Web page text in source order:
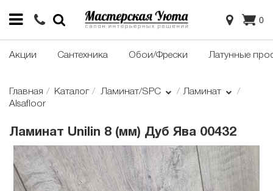
0
Акции Сантехника Обои/Фрески Латунные
Главная Каталог Ламинат/SPC
Ламинат
Alsafloor
Ламинат Unilin 8 (мм) Дуб Ява 00432